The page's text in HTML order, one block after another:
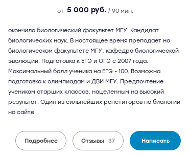
от 5 000 руб. / 90 мин.
окончила биологический факультет МГУ. Кандидат
биологических наук. В настоящее время преподает на
биологическом факультете МГУ, кафедра биологической
эволюции. Подготовка к ЕГЭ и ОГЭ с 2007 года.
Максимальный балл ученика на ЕГЭ - 100. Возможна
подготовка к олимпиадам и ДВИ МГУ. Предпочтение
ученикам старших классов, нацеленным на высокий
результат. Один из сильнейших репетиторов по биологии
на сайте
Подробнее Отзывы 37 Написать